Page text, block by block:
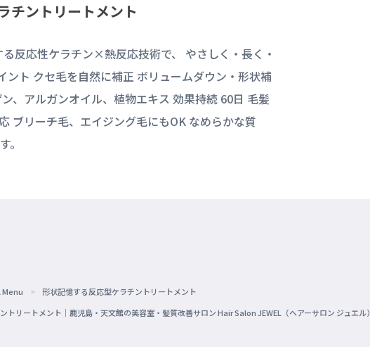
チントリートメント
反応性ケラチン×熱反応技術で、 やさしく・長く・
ト クセ毛を自然に補正 ボリュームダウン・形状補
、アルガンオイル、植物エキス 効果持続 60日 毛髪
ブリーチ毛、エイジング毛にもOK なめらかな質
。
形状記憶する反応型ケラチントリートメント
トリートメント｜鹿児島・天文館の美容室・髪質改善サロン Hair Salon JEWEL（ヘアーサロン ジュエル）